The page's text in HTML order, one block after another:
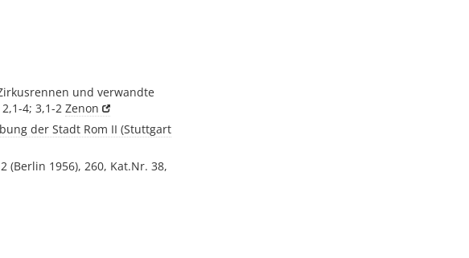
und verwandte
4; 3,1-2 Zenon
der Stadt Rom II (Stuttgart
(Berlin 1956), 260, Kat.Nr. 38,